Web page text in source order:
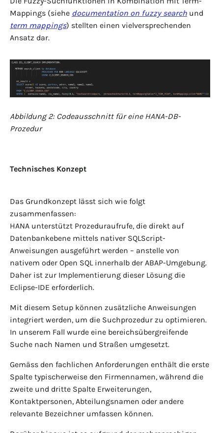
Mappings (siehe documentation on fuzzy search und
term mappings) stellten einen vielversprechenden
Ansatz dar.
Abbildung 2: Codeausschnitt für eine HANA-DB-
Prozedur
Technisches Konzept
Das Grundkonzept lässt sich wie folgt
zusammenfassen:
HANA unterstützt Prozeduraufrufe, die direkt auf
Datenbankebene mittels nativer SQLScript-
Anweisungen ausgeführt werden – anstelle von
nativem oder Open SQL innerhalb der ABAP-Umgebung.
Daher ist zur Implementierung dieser Lösung die
Eclipse-IDE erforderlich.
Mit diesem Setup können zusätzliche Anweisungen
integriert werden, um die Suchprozedur zu optimieren.
In unserem Fall wurde eine bereichsübergreifende
Suche nach Namen und Straßen umgesetzt.
Gemäss den fachlichen Anforderungen enthält die erste
Spalte typischerweise den Firmennamen, während die
zweite und dritte Spalte Erweiterungen,
Kontaktpersonen, Abteilungsnamen oder andere
relevante Bezeichner umfassen können.